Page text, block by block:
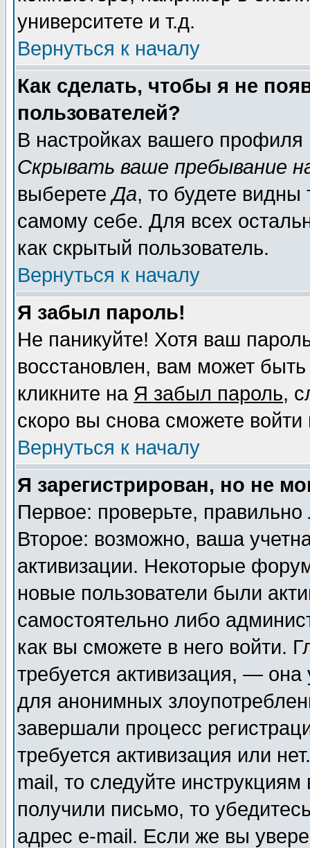
университете и т.д.
Вернуться к началу
Как сделать, чтобы я не
пользователей?
В настройках вашего
Скрывать ваше пребывание
выберетеДа, то будете видны
самому себе. Для всех
как скрытый пользователь.
Вернуться к началу
Я забыл пароль!
Не паникуйте! Хотя ваш
восстановлен, вам может
кликните на Я забыл пароль,
скоро вы снова сможете
Вернуться к началу
Я зарегистрирован, но не
Первое: проверьте,
Второе: возможно, ваша
активизации. Некоторые
новые пользователи были
самостоятельно либо
как вы сможете в него войти.
требуется активизация, —
для анонимных
завершали процесс
требуется активизация или
mail, то следуйте
получили письмо, то
адрес e-mail. Если же вы